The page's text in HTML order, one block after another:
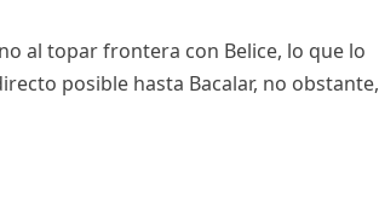
al topar frontera con Belice, lo que lo
posible hasta Bacalar, no obstante,